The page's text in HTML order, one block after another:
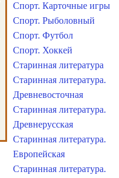
Спорт. Карточные игры
Спорт. Рыболовный
Спорт. Футбол
Спорт. Хоккей
Старинная литература
Старинная литература.
Древневосточная
Старинная литература.
Древнерусская
Старинная литература.
Европейская
Старинная литература.